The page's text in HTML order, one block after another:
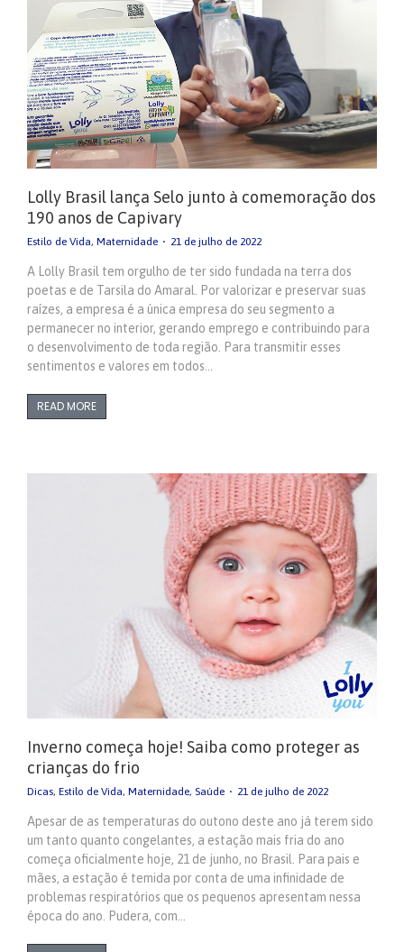
Lolly Brasil lança Selo junto à comemoração dos
190 anos de Capivary
Estilo de Vida, Maternidade 21 de julho de 2022
A Lolly Brasil tem orgulho de ter sido fundada na terra dos
poetas e de Tarsila do Amaral. Por valorizar e preservar suas
raízes, a empresa é a única empresa do seu segmento a
permanecer no interior, gerando emprego e contribuindo para
o desenvolvimento de toda região. Para transmitir esses
sentimentos e valores em todos…
READ MORE
Inverno começa hoje! Saiba como proteger as
crianças do frio
Dicas, Estilo de Vida, Maternidade, Saúde 21 de julho de 2022
Apesar de as temperaturas do outono deste ano já terem sido
um tanto quanto congelantes, a estação mais fria do ano
começa oficialmente hoje, 21 de junho, no Brasil. Para pais e
mães, a estação é temida por conta de uma infinidade de
problemas respiratórios que os pequenos apresentam nessa
época do ano. Pudera, com…